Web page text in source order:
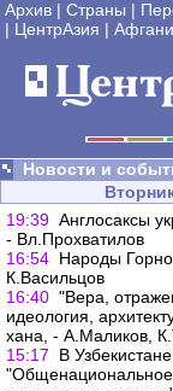
Архив | Страны |
| ЦентрАзия |
Новости и
19:39 Англосаксы
- Вл.Прохватилов
16:54 Народы
К.Васильцов
16:40 "Вера,
идеология,
хана, - А.Маликов,
15:17
В